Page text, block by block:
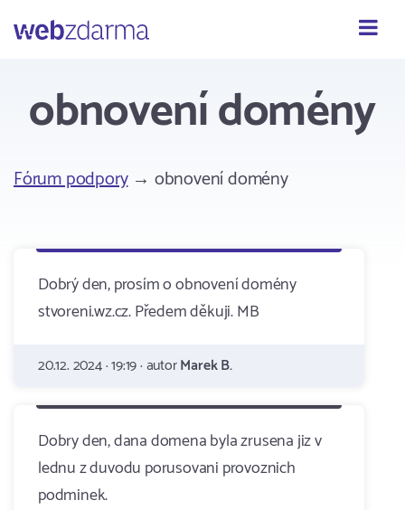
Webzdarma
obnovení domény
Fórum podpory→ obnovení domény
Dobrý den, prosím o obnovení domény
stvoreni.wz.cz. Předem děkuji. MB
20.12. 2024 · 19:19 · autorMarek B.
Dobry den, dana domena byla zrusena jiz v
lednu z duvodu porusovani provoznich
podminek.